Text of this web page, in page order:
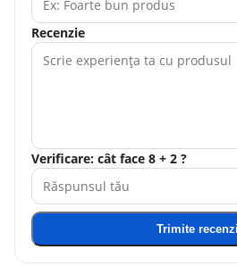
Recenzie
Verificare: cât face 8 + 2 ?
Trimite